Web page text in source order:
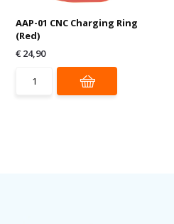
AAP-01 CNC Charging Ring
(Red)
€ 24,90